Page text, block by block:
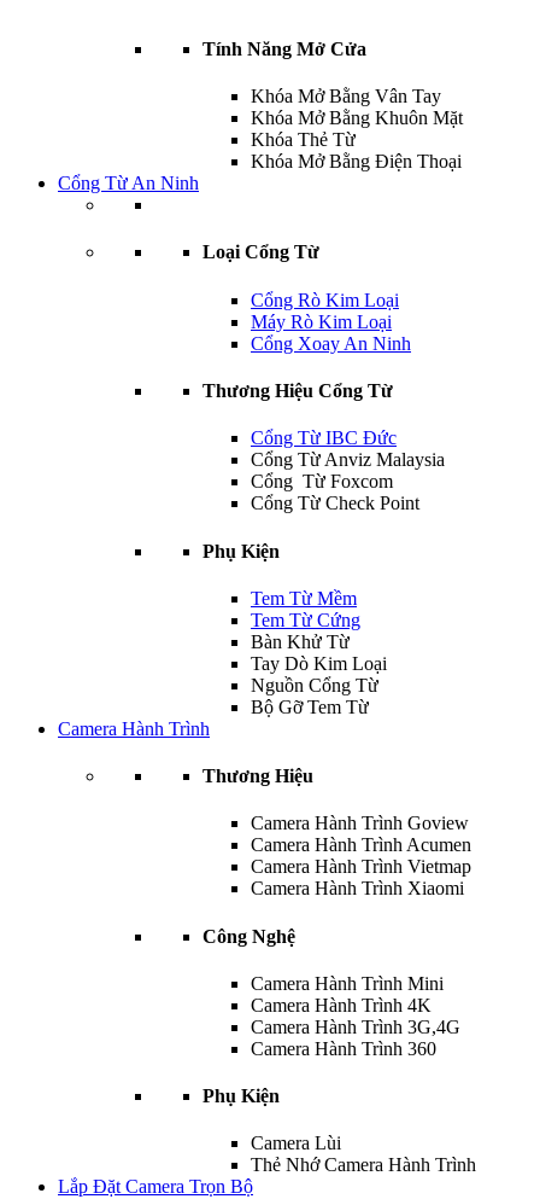
Tính Năng Mở Cửa
Khóa Mở Bằng Vân Tay
Khóa Mở Bằng Khuôn Mặt
Khóa Thẻ Từ
Khóa Mở Bằng Điện Thoại
Cổng Từ An Ninh
Loại Cổng Từ
Cổng Rò Kim Loại
Máy Rò Kim Loại
Cổng Xoay An Ninh
Thương Hiệu Cổng Từ
Cổng Từ IBC Đức
Cổng Từ Anviz Malaysia
Cổng Từ Foxcom
Cổng Từ Check Point
Phụ Kiện
Tem Từ Mềm
Tem Từ Cứng
Bàn Khử Từ
Tay Dò Kim Loại
Nguồn Cổng Từ
Bộ Gỡ Tem Từ
Camera Hành Trình
Thương Hiệu
Camera Hành Trình Goview
Camera Hành Trình Acumen
Camera Hành Trình Vietmap
Camera Hành Trình Xiaomi
Công Nghệ
Camera Hành Trình Mini
Camera Hành Trình 4K
Camera Hành Trình 3G,4G
Camera Hành Trình 360
Phụ Kiện
Camera Lùi
Thẻ Nhớ Camera Hành Trình
Lắp Đặt Camera Trọn Bộ